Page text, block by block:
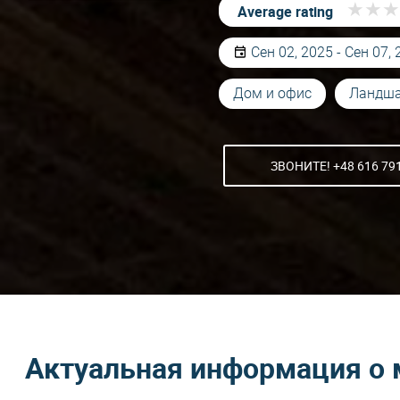
Average rating ★ ★ ★
★ ★ ★
Сен 02, 2025 - Сен 07,
Дом и офис
ЗВОНИТЕ! +48 616
Актуальная информация о